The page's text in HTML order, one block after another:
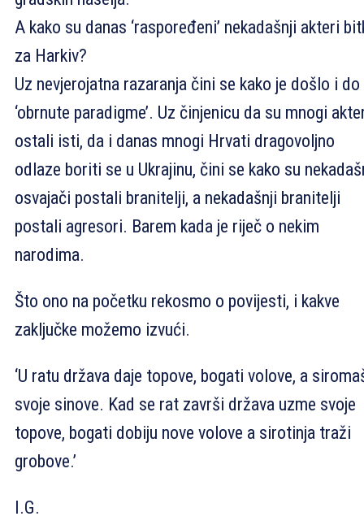
A kako su danas ‘raspoređeni’ nekadašnji akteri
za Harkiv?
Uz nevjerojatna razaranja čini se kako je došlo i do
‘obrnute paradigme’. Uz činjenicu da su mnogi
ostali isti, da i danas mnogi Hrvati dragovoljno
odlaze boriti se u Ukrajinu, čini se kako su
osvajači postali branitelji, a nekadašnji branitelji
postali agresori. Barem kada je riječ o nekim
narodima.
Što ono na početku rekosmo o povijesti, i kakve
zaključke možemo izvući.
‘U ratu država daje topove, bogati volove, a
svoje sinove. Kad se rat završi država uzme svoje
topove, bogati dobiju nove volove a sirotinja traži
grobove.’
I.G.